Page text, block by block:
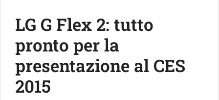
LG G Flex 2: tutto
pronto per la
presentazione al CES
2015